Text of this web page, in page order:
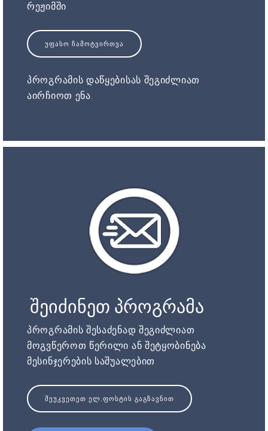
რეჟიმში
ᲣᲤᲐᲡᲝ ᲩᲐᲛᲝᲢᲕᲘᲠᲗᲕᲐ
პროგრამის დაწყებისას შეგიძლიათ
აირჩიოთ ენა.
შეიძინეთ პროგრამა
პროგრამის შესაძენად შეგიძლიათ
მოგვწეროთ წერილი ან შეტყობინება
მესინჯერების საშუალებით
ᲨᲔᲣᲙᲕᲔᲗᲔᲗ ᲔᲚ.ᲤᲝᲡᲢᲘᲡ ᲒᲐᲒᲖᲐᲕᲜᲘᲗ